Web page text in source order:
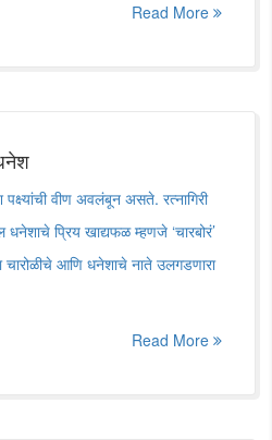
Read More
वीण अवलंबून असते. रत्नागिरी
धनेशाचे प्रिय खाद्यफळ म्हणजे ‌‘चारबोरं‌’
चारोळीचे आणि धनेशाचे नाते उलगडणारा
Read More